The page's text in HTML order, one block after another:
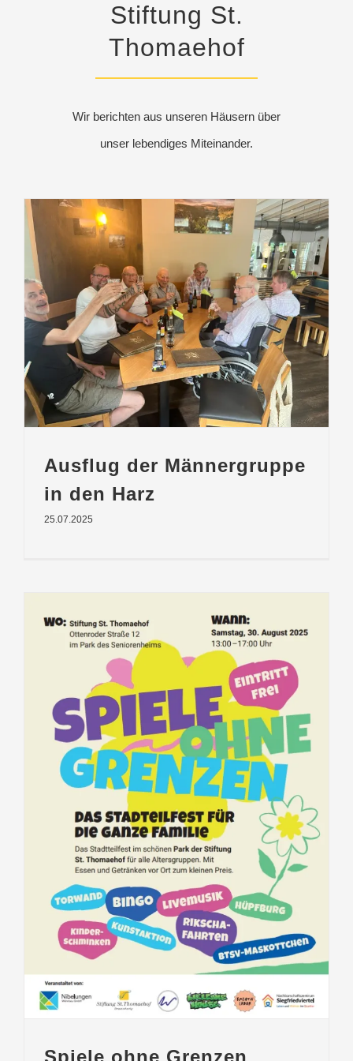
Stiftung St.
Thomaehof
Wir berichten aus unseren Häusern über
unser lebendiges Miteinander.
Ausflug der Männergruppe
in den Harz
25.07.2025